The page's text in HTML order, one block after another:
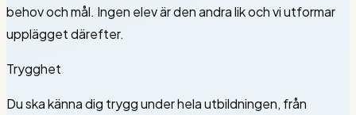
behov och mål. Ingen elev är den andra lik och vi utformar
upplägget därefter.
Trygghet
Du ska känna dig trygg under hela utbildningen, från